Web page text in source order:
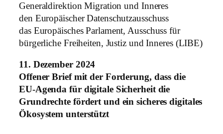
Generaldirektion Migration und Inneres
den Europäischer Datenschutzausschuss
das Europäisches Parlament, Ausschuss für
bürgerliche Freiheiten, Justiz und Inneres (LIBE)
11. Dezember 2024
Offener Brief mit der Forderung, dass die
EU-Agenda für digitale Sicherheit die
Grundrechte fördert und ein sicheres digitales
Ökosystem unterstützt